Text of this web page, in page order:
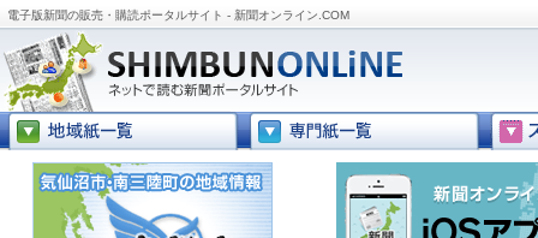
電子版新聞の販売・購読ポータルサイト - 新聞オンライン.COM